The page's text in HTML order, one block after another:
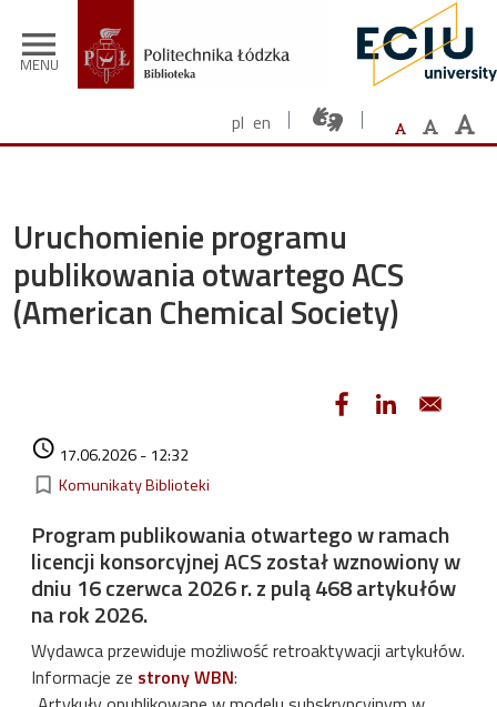
menu
MENU
pl en
Uruchomienie programu
publikowania otwartego ACS
(American Chemical Society)
access_time 17.06.2026 - 12:32
bookmark_border Kategorie
Komunikaty Biblioteki
Program publikowania otwartego w ramach
licencji konsorcyjnej ACS został wznowiony w
dniu 16 czerwca 2026 r. z pulą 468 artykułów
na rok 2026.
Wydawca przewiduje możliwość retroaktywacji artykułów.
Informacje ze strony WBN: